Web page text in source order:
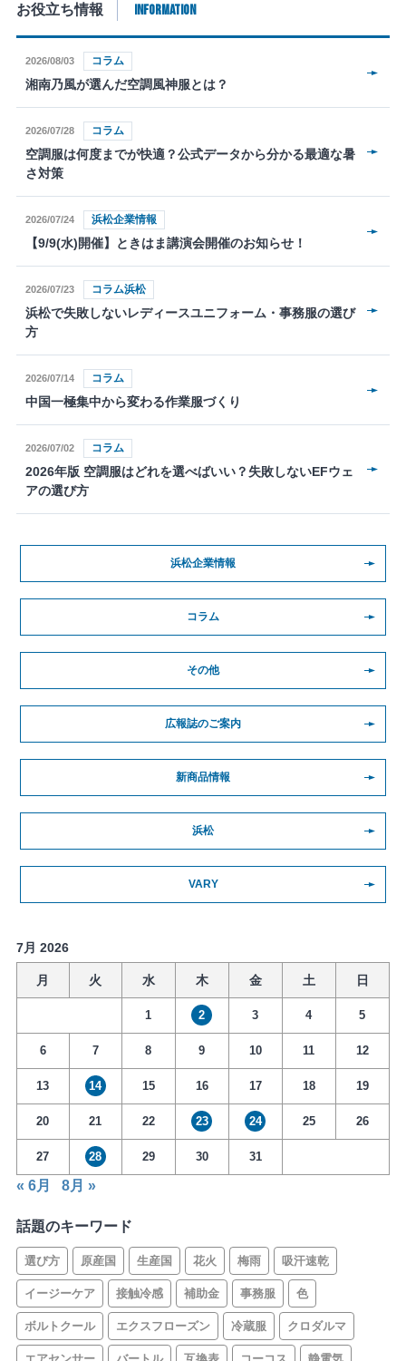
お役立ち情報 INFORMATION
2026/08/03 コラム
湘南乃風が選んだ空調風神服とは？
2026/07/28 コラム
空調服は何度までが快適？公式データから分かる最適な暑
さ対策
2026/07/24 浜松企業情報
【9/9(水)開催】ときはま講演会開催のお知らせ！
2026/07/23 コラム浜松
浜松で失敗しないレディースユニフォーム・事務服の選び
方
2026/07/14 コラム
中国一極集中から変わる作業服づくり
2026/07/02 コラム
2026年版 空調服はどれを選べばいい？失敗しないEFウェ
アの選び方
浜松企業情報
コラム
その他
広報誌のご案内
新商品情報
浜松
VARY
7月 2026
月 火 水 木 金 土 日
1 2 3 4 5
6 7 8 9 10 11 12
13 14 15 16 17 18 19
20 21 22 23 24 25 26
27 28 29 30 31
« 6月 8月 »
話題のキーワード
選び方 原産国 生産国 花火 梅雨 吸汗速乾
イージーケア 接触冷感 補助金 事務服 色
ボルトクール エクスフローズン 冷蔵服 クロダルマ